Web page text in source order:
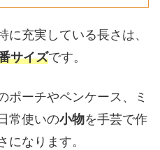
に充実している長さは、
サイズです。
ポーチやペンケース、ミ
常使いの小物を手芸で作
になります。